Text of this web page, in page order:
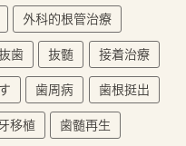
外科的根管治療
歯 抜髄 接着治療
歯周病 歯根挺出
移植 歯髄再生